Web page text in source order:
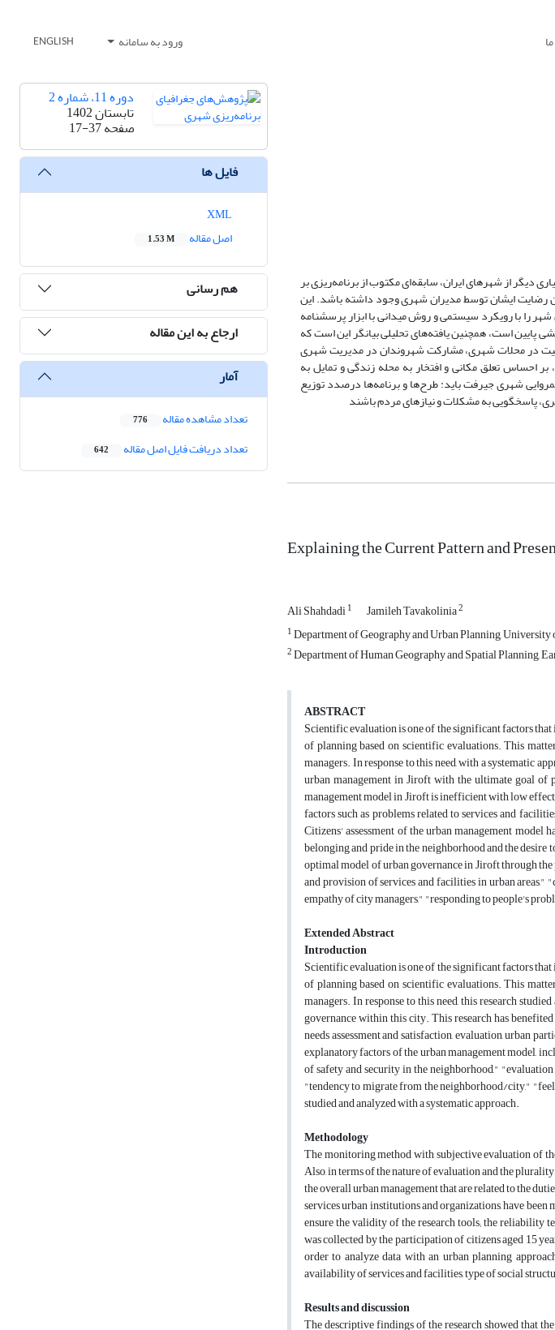
ورود به سامانه ENGLISH
دیگر از شهرهای ایران، سابقه‌ای مکتوب از برنامه‌ریزی بر
رضایت ایشان توسط مدیران شهری وجود داشته باشد. این
را با رویکرد سیستمی و روش میدانی با ابزار پرسشنامه
پایین است، همچنین یافته‌های تحلیلی بیانگر این است که
در محلات شهری، مشارکت شهروندان در مدیریت شهری
احساس تعلق مکانی و افتخار به محله زندگی و تمایل به
شهری جیرفت باید: طرح‌ها و برنامه‌ها درصدد توزیع
پاسخگویی به مشکلات و نیازهای مردم باشند
Explaining the Current Pattern and
Ali Shahdadi1 Jamileh Tavakolinia2
1Department of Geography and Urban Planning,
2Department of Human Geography and Spatial Planning,
ABSTRACT
Scientific evaluation is one of the significant factors
of planning based on scientific evaluations. This
managers. In response to this need, with a systematic
urban management in Jiroft with the ultimate goal
management model in Jiroft is inefficient with low
factors such as problems related to services and
Citizens' assessment of the urban management
belonging and pride in the neighborhood and the desire to invest in the neighborhood/city. ‏According to
optimal model of urban governance in Jiroft through
and provision of services and facilities in urban
empathy of city managers," "responding to people's
Extended Abstract
Introduction
of planning based on scientific evaluations. This
managers. In response to this need, this research
governance within this city. This research has
needs assessment and satisfaction, evaluation, urban
explanatory factors of the urban management model,
of safety and security in the neighborhood,"
"tendency to migrate from the neighborhood/city,"
studied and analyzed with a systematic approach.
Methodology
Also, in terms of the nature of evaluation and the
the overall urban management that are related to the
services urban institutions and organizations, have
ensure the validity of the research tools; the reliability
was collected by the participation of citizens aged 15
order to analyze data with an urban planning
availability of services and facilities, type of social
Results and discussion
دوره 11، شماره 2
تابستان 1402
صفحه17-37
فایل ها
اصل مقاله
1.53 M
هم رسانی
ارجاع به این مقاله
آمار
تعداد مشاهده مقاله 776
تعداد دریافت فایل اصل مقاله 642